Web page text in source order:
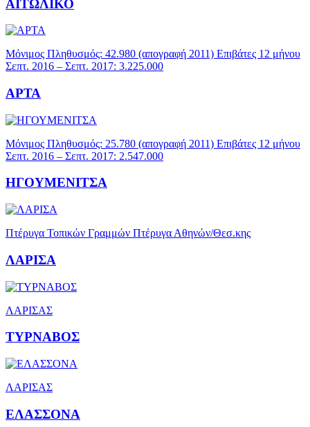
ΑΙΤΩΛΙΚΟ
Μόνιμος Πληθυσμός: 42.980 (απογραφή 2011) Επιβάτες 12 μήνου
Σεπτ. 2016 – Σεπτ. 2017: 3.225.000
ΑΡΤΑ
Μόνιμος Πληθυσμός: 25.780 (απογραφή 2011) Επιβάτες 12 μήνου
Σεπτ. 2016 – Σεπτ. 2017: 2.547.000
ΗΓΟΥΜΕΝΙΤΣΑ
Πτέρυγα Τοπικών Γραμμών Πτέρυγα Αθηνών/Θεσ.κης
ΛΑΡΙΣΑ
ΛΑΡΙΣΑΣ
ΤΥΡΝΑΒΟΣ
ΛΑΡΙΣΑΣ
ΕΛΑΣΣΟΝΑ